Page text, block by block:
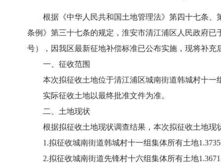
根据《中华人民共和国土地管理法》第四十七条
条例》第三十七条的规定，淮安市清江浦区人民政府已
号），因我区最新征地补偿标准已公布实施，现将补
一、征收范围
本次拟征收土地位于清江浦区城南街道韩城村十
实际征收土地以最终批准文件为准。
二、土地现状
根据拟征收土地现状调查结果，本次拟征收土地现
1.拟征收城南街道韩城村十一组集体所有土地
2.拟征收城南街道先锋村十六组集体所有土地